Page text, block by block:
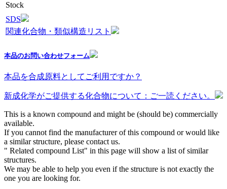
Stock
SDS
関連化合物・類似構造リスト
本品のお問い合わせフォーム
本品を合成原料としてご利用ですか？
新成化学がご提供する化合物について：ご一読ください。
This is a known compound and might be (should be) commercially
available.
If you cannot find the manufacturer of this compound or would like
a similar structure, please contact us.
" Related compound List" in this page will show a list of similar
structures.
We may be able to help you even if the structure is not exactly the
one you are looking for.